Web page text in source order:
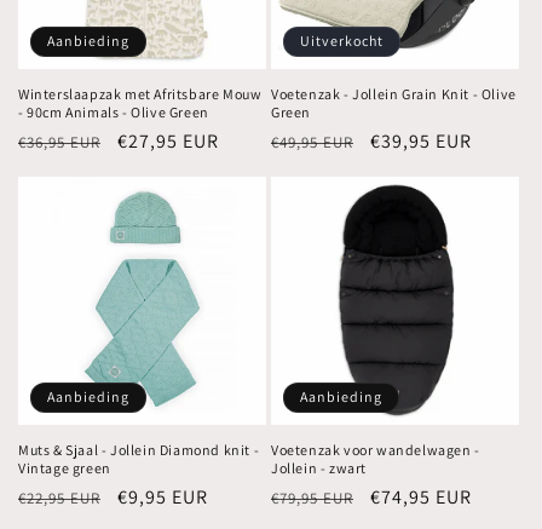
Aanbieding
Winterslaapzak met Afritsbare Mouw
- 90cm Animals - Olive Green
Normale
€36,95 EUR Aanbiedingsprijs
€27,95 EUR
Uitverkocht
Voetenzak - Jollein Grain Knit - Olive
Green
Normale
€49,95 EUR Aanbiedingsprijs
€39,95 EUR
Aanbieding
Muts & Sjaal - Jollein Diamond knit -
Vintage green
Normale
€22,95 EUR Aanbiedingsprijs
€9,95 EUR
Aanbieding
Voetenzak voor wandelwagen -
Jollein - zwart
Normale
€79,95 EUR Aanbiedingsprijs
€74,95 EUR